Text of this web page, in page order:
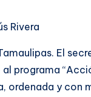
Rivera
El
al programa
ordenada y con